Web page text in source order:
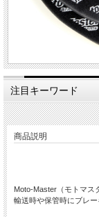
注目キーワード
商品説明
Moto-Master（モトマス
輸送時や保管時にブレー